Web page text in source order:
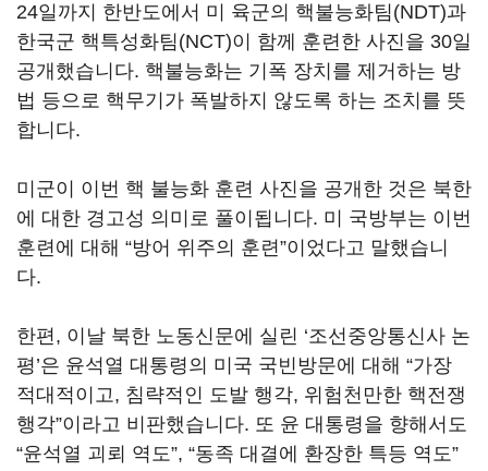
24일까지 한반도에서 미 육군의 핵불능화팀(NDT)과
한국군 핵특성화팀(NCT)이 함께 훈련한 사진을 30일
공개했습니다. 핵불능화는 기폭 장치를 제거하는 방
법 등으로 핵무기가 폭발하지 않도록 하는 조치를 뜻
합니다.
미군이 이번 핵 불능화 훈련 사진을 공개한 것은 북한
에 대한 경고성 의미로 풀이됩니다. 미 국방부는 이번
훈련에 대해 “방어 위주의 훈련”이었다고 말했습니
다.
한편, 이날 북한 노동신문에 실린 ‘조선중앙통신사 논
평’은 윤석열 대통령의 미국 국빈방문에 대해 “가장
적대적이고, 침략적인 도발 행각, 위험천만한 핵전쟁
행각”이라고 비판했습니다. 또 윤 대통령을 향해서도
“윤석열 괴뢰 역도”, “동족 대결에 환장한 특등 역도”